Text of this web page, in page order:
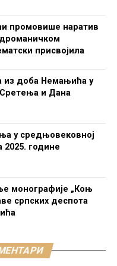
промовише наратив
присвојила
из доба Немањића у
и Дана
у средњовековној
године
монографије „Коњ
српских деспота